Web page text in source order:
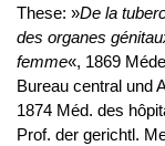
These: »De la
des organes
femme«, 1869
Bureau central und
1874 Méd. des
Prof. der gerichtl.